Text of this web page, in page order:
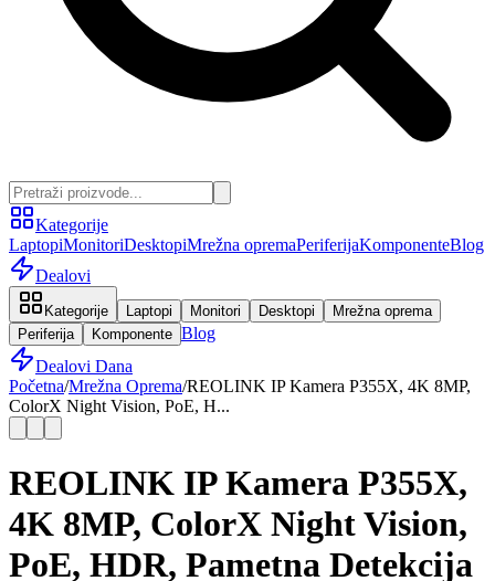
Kategorije
LaptopiMonitoriDesktopiMrežna opremaPeriferijaKomponenteBlog
Dealovi
Kategorije Laptopi Monitori Desktopi
Mrežna oprema
Periferija
Komponente Blog
Dealovi Dana
Početna/Mrežna Oprema/REOLINK IP Kamera P355X, 4K 8MP,
ColorX Night Vision, PoE, H...
REOLINK IP Kamera P355X,
4K 8MP, ColorX Night Vision,
PoE, HDR, Pametna Detekcija